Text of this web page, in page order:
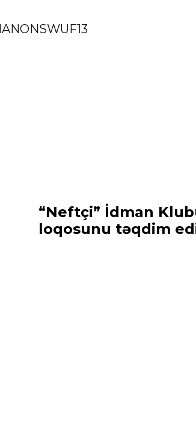
ANONSWUF13
“Neftçi” İdman
loqosunu təqdim